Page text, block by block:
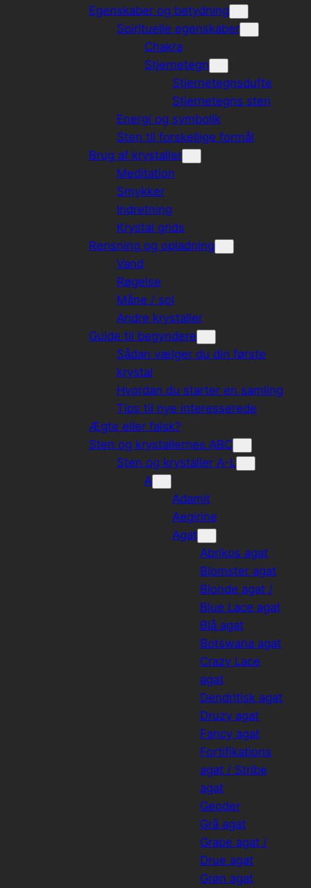
Egenskaber og betydning
Spirituelle egenskaber
Chakra
Stjernetegn
Stjernetegnsdufte
Stjernetegns sten
Energi og symbolik
Sten til forskellige formål
Brug af krystaller
Meditation
Smykker
Indretning
Krystal grids
Rensning og opladning
Vand
Røgelse
Måne / sol
Andre krystaller
Guide til begyndere
Sådan vælger du din første
krystal
Hvordan du starter en samling
Tips til nye interesserede
Ægte eller falsk?
Sten og krystallernes ABC
Sten og krystaller A-L
A
Adamit
Aegirine
Agat
Abrikos agat
Blomster agat
Blonde agat /
Blue Lace agat
Blå agat
Botswana agat
Crazy Lace
agat
Dendritisk agat
Druzy agat
Fancy agat
Fortifikations
agat / Stribe
agat
Geoder
Grå agat
Grape agat /
Drue agat
Grøn agat